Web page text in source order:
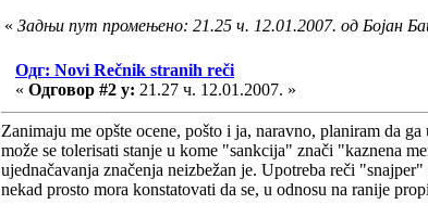
« Задњи пут промењено: 21.25 ч. 12.01.2007. од Бојан
Одг: Novi Rečnik stranih reči
« Одговор #2 у: 21.27 ч. 12.01.2007. »
Zanimaju me opšte ocene, pošto i ja, naravno, planiram da ga
može se tolerisati stanje u kome "sankcija" znači "kaznena
ujednačavanja značenja neizbežan je. Upotreba reči
nekad prosto mora konstatovati da se, u odnosu na ranije